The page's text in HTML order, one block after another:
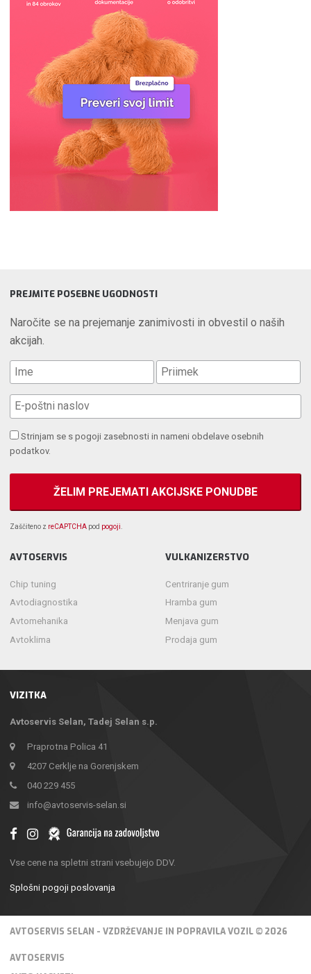
VIZITKA
Avtoservis Selan, Tadej Selan s.p.
Praprotna Polica 41
4207 Cerklje na Gorenjskem
040 229 455
info@avtoservis-selan.si
Vse cene na spletni strani vsebujejo DDV.
Splošni pogoji poslovanja
PREJMITE POSEBNE UGODNOSTI
Naročite se na prejemanje zanimivosti in obvestil o naših
akcijah.
Strinjam se s pogoji zasebnosti in nameni obdelave osebnih
podatkov.
Zaščiteno z reCAPTCHA pod pogoji
AVTOSERVIS
Chip tuning
Avtodiagnostika
Avtomehanika
Avtoklima
VULKANIZERSTVO
Centriranje gum
Hramba gum
Menjava gum
Prodaja gum
AVTOSERVIS SELAN - VZDRŽEVANJE IN POPRAVILA VOZIL © 2026
AVTOSERVIS